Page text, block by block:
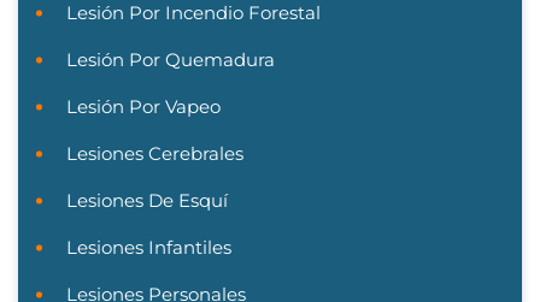
Lesión Por Incendio Forestal
Lesión Por Quemadura
Lesión Por Vapeo
Lesiones Cerebrales
Lesiones De Esquí
Lesiones Infantiles
Lesiones Personales